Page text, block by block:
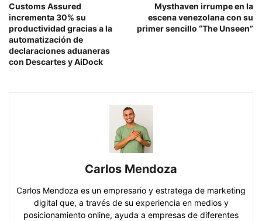
Customs Assured
incrementa 30% su
productividad gracias a la
automatización de
declaraciones aduaneras
con Descartes y AiDock
Mysthaven irrumpe en la
escena venezolana con su
primer sencillo “The Unseen”
Carlos Mendoza
Carlos Mendoza es un empresario y estratega de marketing
digital que, a través de su experiencia en medios y
posicionamiento online, ayuda a empresas de diferentes